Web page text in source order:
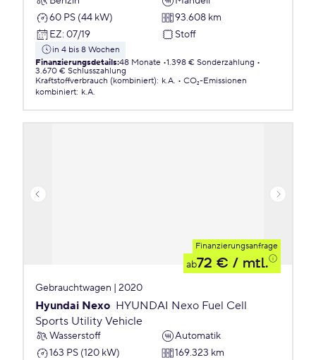
60 PS (44 kW)
93.608 km
EZ: 07/19 Stoff
in 4 bis 8 Wochen
Finanzierungsdetails:48 Monate 1.398 € Sonderzahlung
3.670 € Schlusszahlung
Kraftstoffverbrauch (kombiniert): k.A.
CO₂-Emissionen
kombiniert: k.A.
Finanzierungsanfrage
ab72 € / mtl.
Gebrauchtwagen | 2020
Hyundai Nexo HYUNDAI Nexo Fuel Cell
Sports Utility Vehicle
Wasserstoff
Automatik
163 PS (120 kW)
169.323 km